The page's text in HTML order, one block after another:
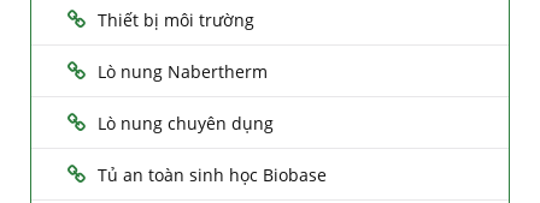
Thiết bị môi trường
Lò nung Nabertherm
Lò nung chuyên dụng
Tủ an toàn sinh học Biobase